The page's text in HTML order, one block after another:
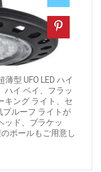
型 UFO LED ハイ
ハイ ベイ、フラッ
キング ライト、セ
ルーフ ライトが
ッド、ブラケッ
ポールもご用意し